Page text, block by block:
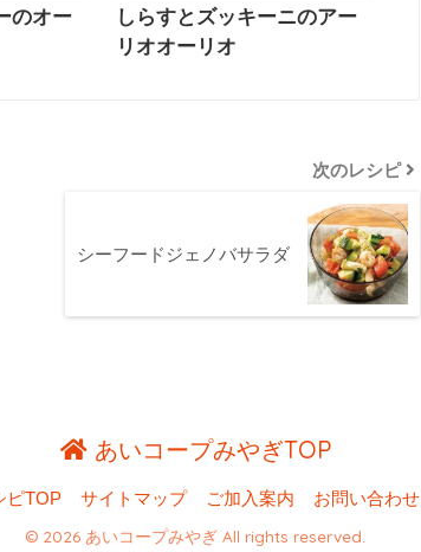
のオー
しらすとズッキーニのアー
リオオーリオ
次のレシピ
シーフードジェノバサラダ
あいコープみやぎTOP
ピTOP サイトマップ ご加入案内 お問い合わせ
© 2026 あいコープみやぎ All rights reserved.